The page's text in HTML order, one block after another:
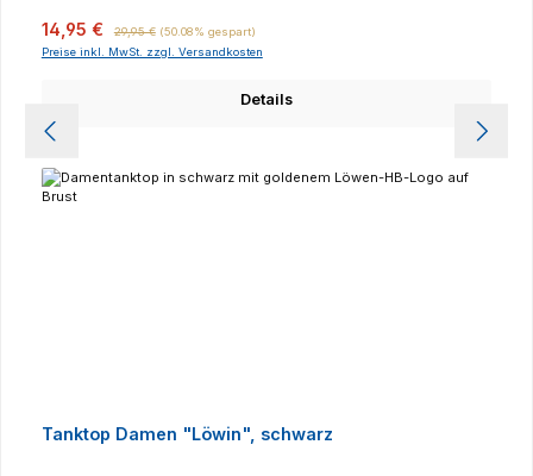
Verkaufspreis:
14,95 € 29,95 € (50.08% gespart)
Preise inkl. MwSt. zzgl. Versandkosten
Details
Tanktop Damen "Löwin", schwarz